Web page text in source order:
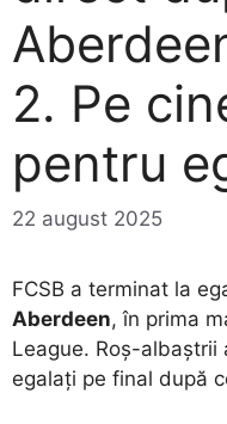
2. Pe
pentru
22 august 2025
FCSB a terminat la
Aberdeen, în prima
League. Roș-
egalați pe final după